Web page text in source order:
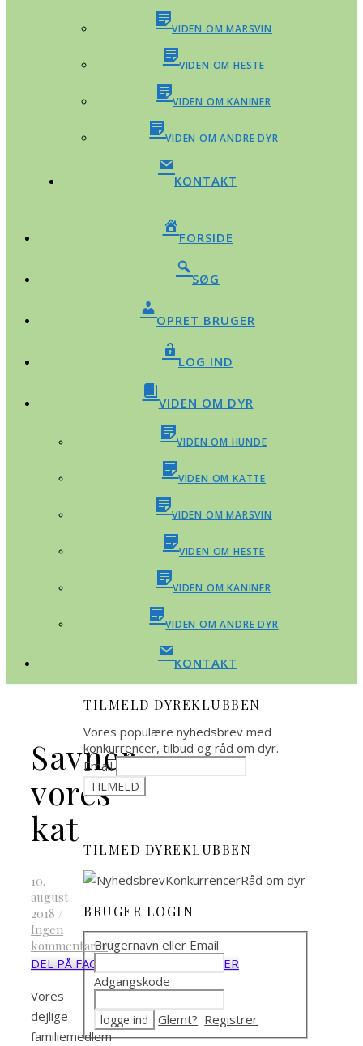
VIDEN OM MARSVIN
VIDEN OM HESTE
VIDEN OM KANINER
VIDEN OM ANDRE DYR
KONTAKT
FORSIDE
SØG
OPRET BRUGER
LOG IND
VIDEN OM DYR
VIDEN OM HUNDE
VIDEN OM KATTE
VIDEN OM MARSVIN
VIDEN OM HESTE
VIDEN OM KANINER
VIDEN OM ANDRE DYR
KONTAKT
Savner
vores
kat
10.
august
2018 /
Ingen
kommentarer
DEL PÅ FACEBOOK
DEL PÅ TWITTER
Vores
dejlige
familiemedlem
TILMELD DYREKLUBBEN
Vores populære nyhedsbrev med
konkurrencer, tilbud og råd om dyr.
Email
TILMED DYREKLUBBEN
BRUGER LOGIN
Brugernavn eller Email
Adgangskode
Glemt? Registrer